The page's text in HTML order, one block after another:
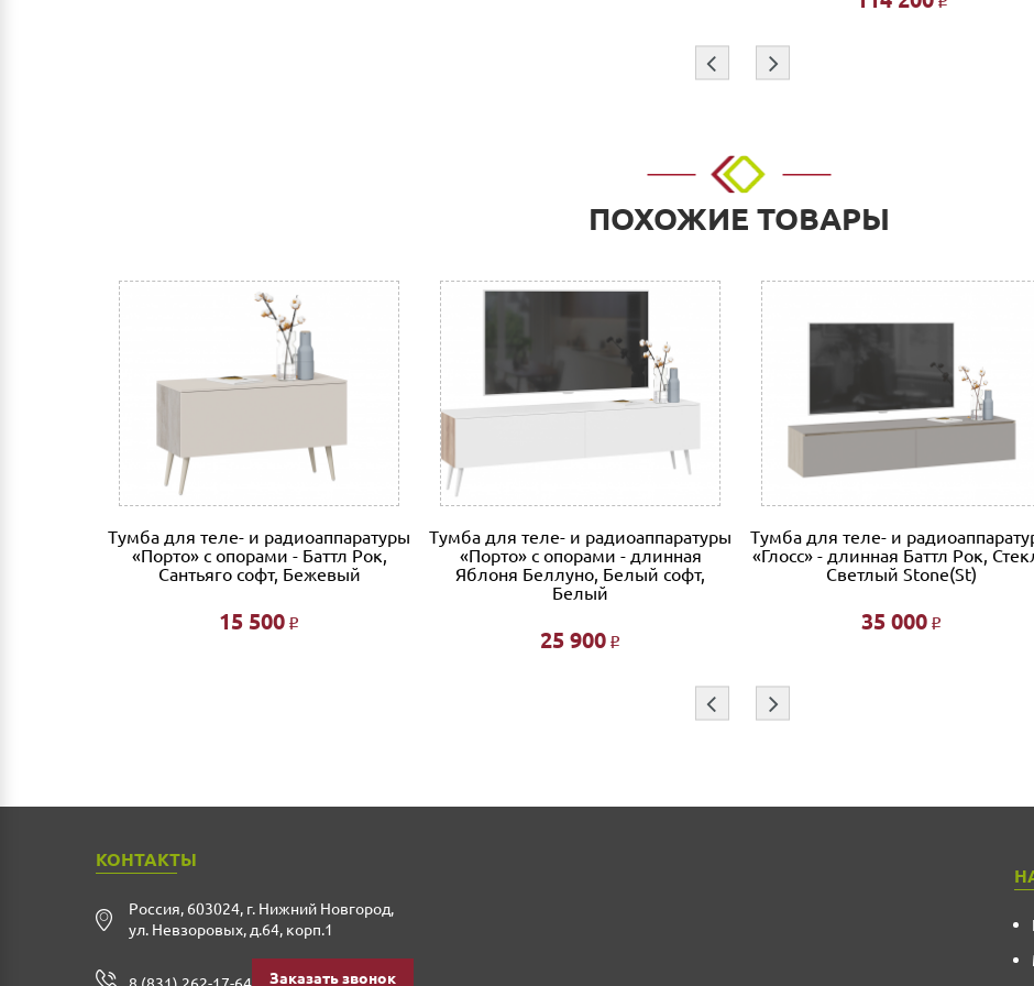
⇦ ⇨
ПОХОЖИЕ ТОВАРЫ
⇦
Тумба для теле- и радиоаппаратуры
«Порто» с опорами - Баттл Рок,
Сантьяго софт, Бежевый
15 500 Р
Тумба для теле- и радиоаппаратуры
«Порто» с опорами - длинная
Яблоня Беллуно, Белый софт,
Белый
25 900 Р
Тумба для теле- и
«Глосс» - длинная Баттл Рок,
Светлый Stone(St)
35 000 Р
⇨
КОНТАКТЫ
Россия, 603024, г. Нижний Новгород,
ул. Невзоровых, д.64, корп.1
Заказать звонок